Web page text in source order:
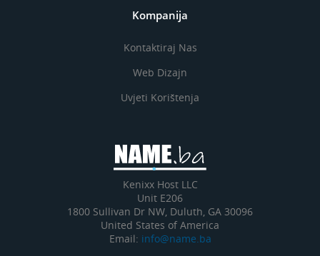
Kompanija
Kontaktiraj Nas
Web Dizajn
Uvjeti Korištenja
Kenixx Host LLC
Unit E206
1800 Sullivan Dr NW, Duluth, GA 30096
United States of America
Email: info@name.ba